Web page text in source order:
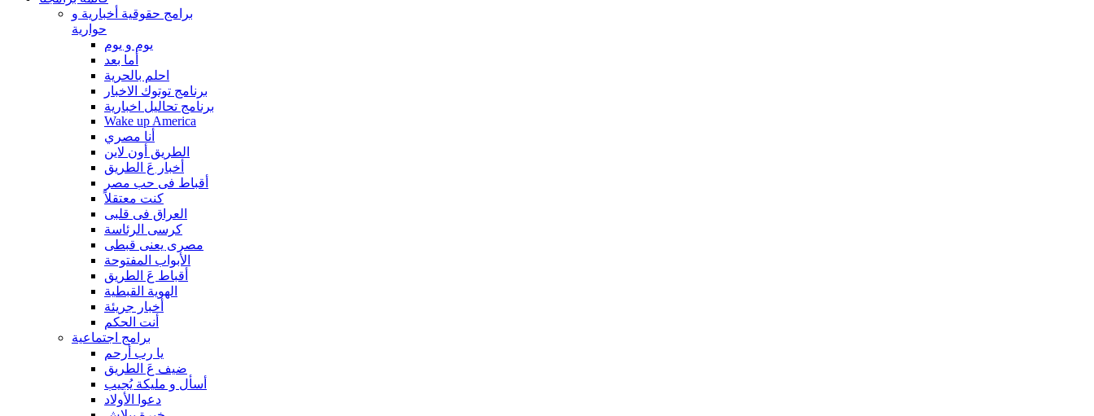
برامج حقوقية أخبارية و
حوارية
يوم و يوم
أما بعد
احلم بالحرية
برنامج توتوك الاخبار
برنامج تحاليل اخبارية
Wake up America
أنا مصري
الطريق أون لاين
أخبار عَ الطريق
أقباط فى حب مصر
كنت معتقلاً
العراق فى قلبى
كرسى الرئاسة
مصرى يعنى قبطى
الأبواب المفتوحة
أقباط عَ الطريق
الهوية القبطية
أخبار جريئة
أنت الحكم
برامج اجتماعية
يا رب أرحم
ضيف عَ الطريق
أسأل و مليكة يُجيب
دعوا الأولاد